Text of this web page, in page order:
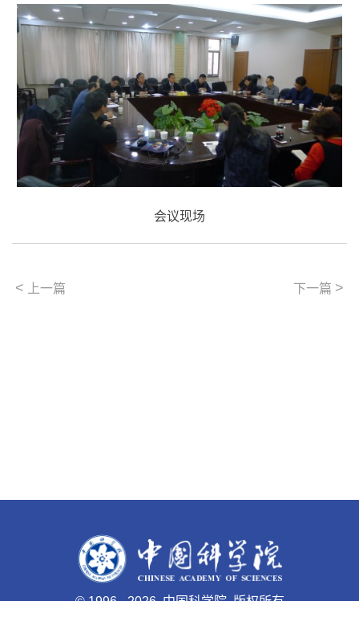
会议现场
< 上一篇 下一篇 >
© 1996 -2026 中国科学院 版权所有